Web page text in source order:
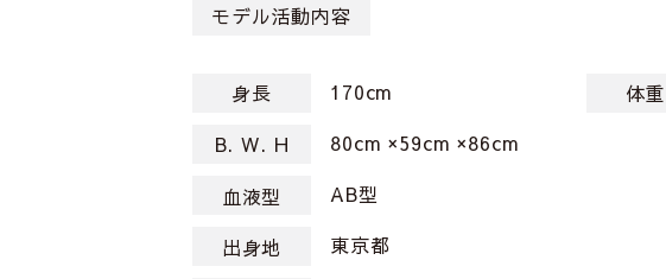
モデル活動内容
身長 170cm
体重
B. W. H
80cm ×59cm ×86cm
血液型 AB型
出身地 東京都